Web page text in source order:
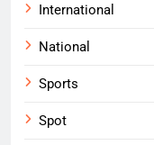
International
National
Sports
Spot